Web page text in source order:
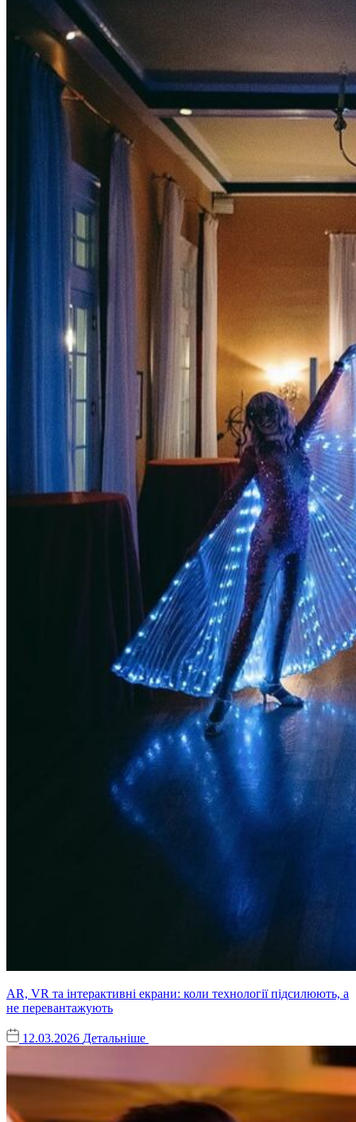
AR, VR та інтерактивні екрани: коли технології підсилюють, а
не перевантажують
12.03.2026 Детальніше